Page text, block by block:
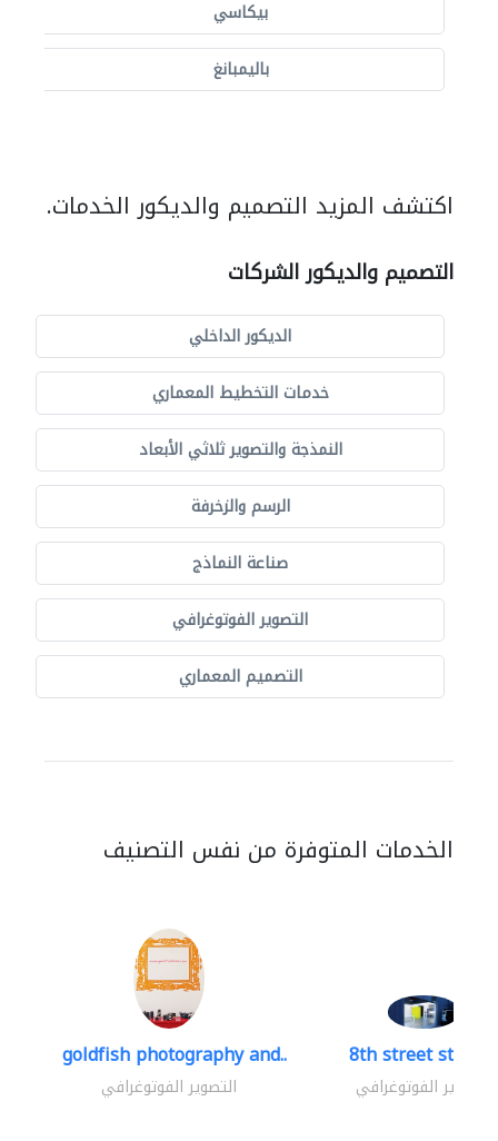
بيكاسي
باليمبانغ
اكتشف المزيد التصميم والديكور الخدمات.
التصميم والديكور الشركات
الديكور الداخلي
خدمات التخطيط المعماري
النمذجة والتصوير ثلاثي الأبعاد
الرسم والزخرفة
صناعة النماذج
التصوير الفوتوغرافي
التصميم المعماري
الخدمات المتوفرة من نفس التصنيف
goldfish photography and..
التصوير الفوتوغرافي
8th street studios
التصوير الفوتوغرافي